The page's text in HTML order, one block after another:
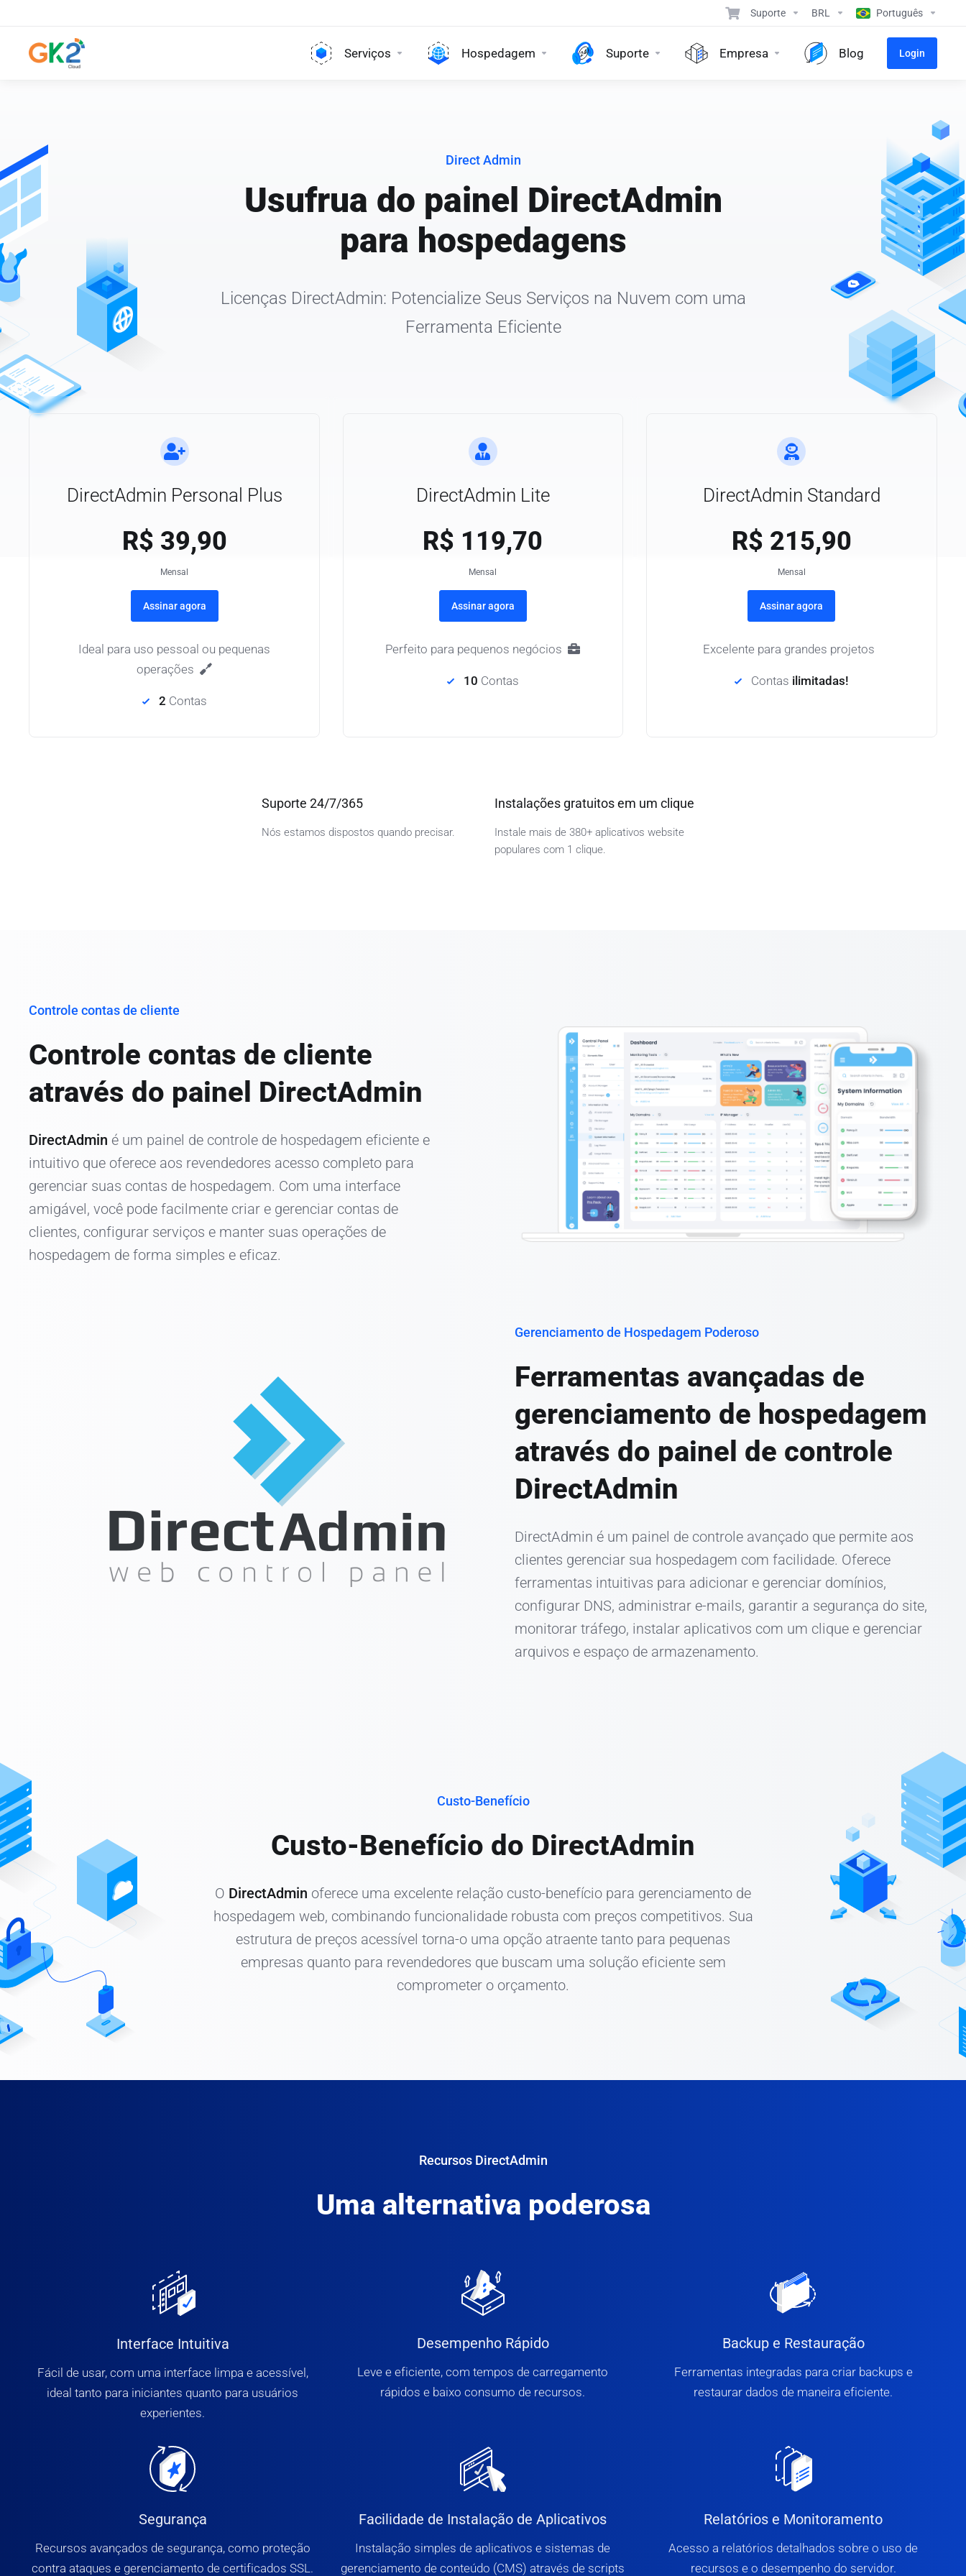
Suporte BRL Português
Serviços Hospedagem Suporte Empresa Blog Login
Direct Admin
Usufrua do painel DirectAdmin
para hospedagens
Licenças DirectAdmin: Potencialize Seus Serviços na Nuvem com uma
Ferramenta Eficiente
DirectAdmin Personal Plus
R$ 39,90
Mensal
Assinar agora
Ideal para uso pessoal ou pequenas
operações
2 Contas
DirectAdmin Lite
R$ 119,70
Mensal
Assinar agora
Perfeito para pequenos negócios
10 Contas
DirectAdmin Standard
R$ 215,90
Mensal
Assinar agora
Excelente para grandes projetos
Contas ilimitadas!
Suporte 24/7/365
Nós estamos dispostos quando precisar.
Instalações gratuitos em um clique
Instale mais de 380+ aplicativos website
populares com 1 clique.
Controle contas de cliente
Controle contas de cliente
através do painel DirectAdmin
DirectAdmin é um painel de controle de hospedagem eficiente e
intuitivo que oferece aos revendedores acesso completo para
gerenciar suas contas de hospedagem. Com uma interface
amigável, você pode facilmente criar e gerenciar contas de
clientes, configurar serviços e manter suas operações de
hospedagem de forma simples e eficaz.
Gerenciamento de Hospedagem Poderoso
Ferramentas avançadas de
gerenciamento de hospedagem
através do painel de controle
DirectAdmin
DirectAdmin é um painel de controle avançado que permite aos
clientes gerenciar sua hospedagem com facilidade. Oferece
ferramentas intuitivas para adicionar e gerenciar domínios,
configurar DNS, administrar e-mails, garantir a segurança do site,
monitorar tráfego, instalar aplicativos com um clique e gerenciar
arquivos e espaço de armazenamento.
Custo-Benefício
Custo-Benefício do DirectAdmin
O DirectAdmin oferece uma excelente relação custo-benefício para gerenciamento de
hospedagem web, combinando funcionalidade robusta com preços competitivos. Sua
estrutura de preços acessível torna-o uma opção atraente tanto para pequenas
empresas quanto para revendedores que buscam uma solução eficiente sem
comprometer o orçamento.
Recursos DirectAdmin
Uma alternativa poderosa
Interface Intuitiva
Fácil de usar, com uma interface limpa e acessível,
ideal tanto para iniciantes quanto para usuários
experientes.
Desempenho Rápido
Leve e eficiente, com tempos de carregamento
rápidos e baixo consumo de recursos.
Backup e Restauração
Ferramentas integradas para criar backups e
restaurar dados de maneira eficiente.
Segurança
Recursos avançados de segurança, como proteção
contra ataques e gerenciamento de certificados SSL.
Facilidade de Instalação de Aplicativos
Instalação simples de aplicativos e sistemas de
gerenciamento de conteúdo (CMS) através de scripts
Relatórios e Monitoramento
Acesso a relatórios detalhados sobre o uso de
recursos e o desempenho do servidor.